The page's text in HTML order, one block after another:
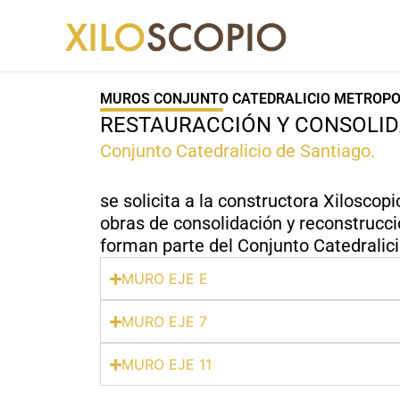
MUROS CONJUNTO CATEDRALICIO
RESTAURACCIÓN Y
Conjunto Catedralicio de Santiago.
se solicita a la constructora
obras de consolidación y
forman parte del Conjunto
MURO EJE E
MURO EJE 7
MURO EJE 11